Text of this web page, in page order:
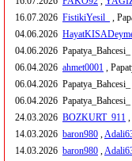
16.07.2026 FistikiYesil_ ,
04.06.2026
04.06.2026
06.04.2026 ahmet0001 ,
06.04.2026
06.04.2026
24.03.2026 BOZKURT_911 ,
14.03.2026 baron980 ,
14.03.2026 baron980 ,